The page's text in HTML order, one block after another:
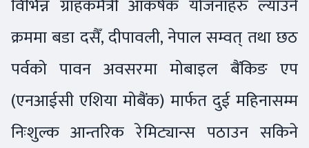
विभिन्न ग्राहकमैत्री आकर्षक योजनाहरु ल्याउने
क्रममा बडा दसैँ, दीपावली, नेपाल सम्वत् तथा छठ
पर्वको पावन अवसरमा मोबाइल बैंकिङ एप
(एनआईसी एशिया मोबैंक) मार्फत दुई महिनासम्म
निःशुल्क आन्तरिक रेमिट्यान्स पठाउन सकिने